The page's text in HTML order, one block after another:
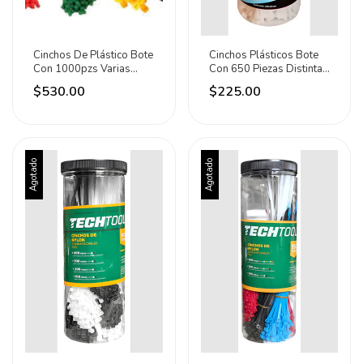
Cinchos De Plástico Bote
Con 1000pzs Varias
Medidas Mikels Variado
$530.00
Cinchos Plásticos Bote
Con 650 Piezas Distintas
Medidas Adir Negro
$225.00
Agotado Agotado